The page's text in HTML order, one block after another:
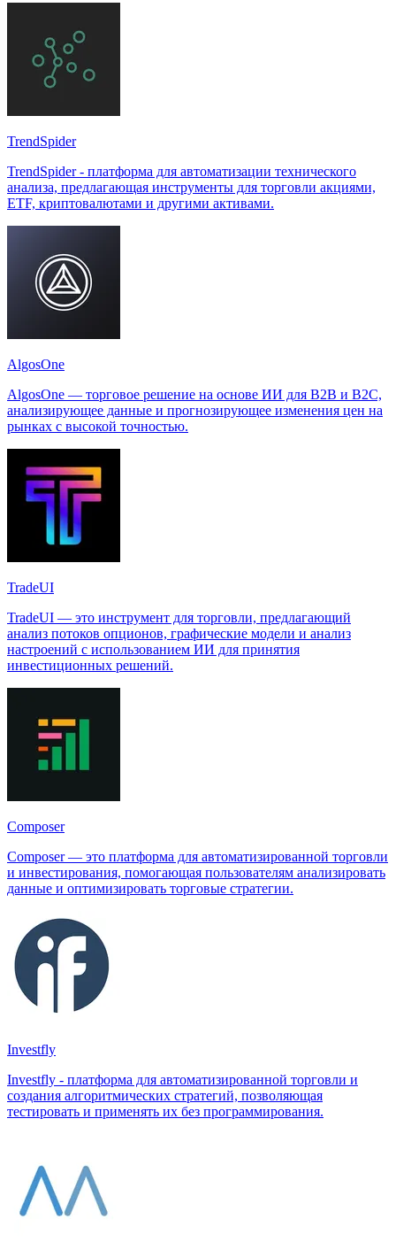
TrendSpider
TrendSpider - платформа для автоматизации технического
анализа, предлагающая инструменты для торговли акциями,
ETF, криптовалютами и другими активами.
AlgosOne
AlgosOne — торговое решение на основе ИИ для B2B и B2C,
анализирующее данные и прогнозирующее изменения цен на
рынках с высокой точностью.
TradeUI
TradeUI — это инструмент для торговли, предлагающий
анализ потоков опционов, графические модели и анализ
настроений с использованием ИИ для принятия
инвестиционных решений.
Composer
Composer — это платформа для автоматизированной торговли
и инвестирования, помогающая пользователям анализировать
данные и оптимизировать торговые стратегии.
Investfly
Investfly - платформа для автоматизированной торговли и
создания алгоритмических стратегий, позволяющая
тестировать и применять их без программирования.